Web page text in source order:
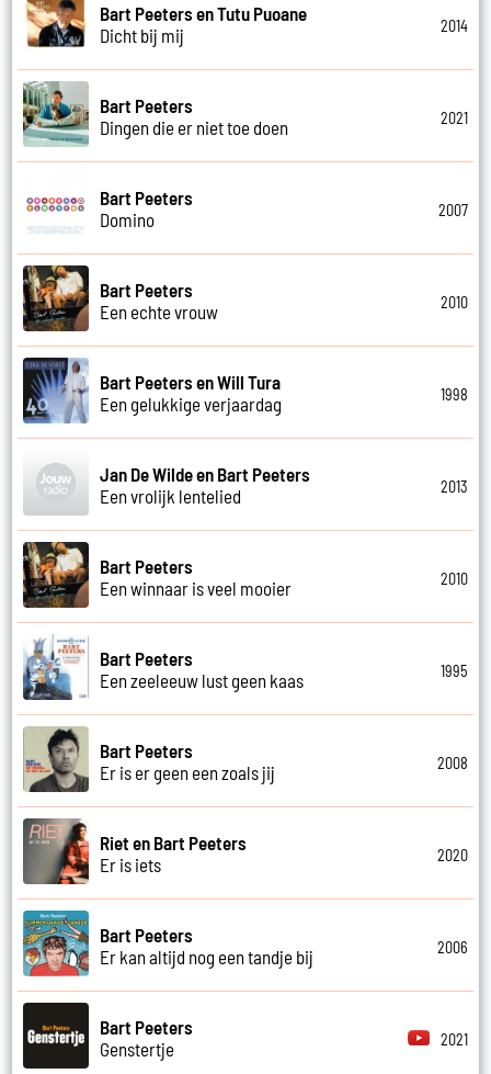
Bart Peeters en Tutu Puoane
Dicht bij mij
2014
Bart Peeters
Dingen die er niet toe doen
2021
Bart Peeters
Domino
2007
Bart Peeters
Een echte vrouw
2010
Bart Peeters en Will Tura
Een gelukkige verjaardag
1998
Jan De Wilde en Bart Peeters
Een vrolijk lentelied
2013
Bart Peeters
Een winnaar is veel mooier
2010
Bart Peeters
Een zeeleeuw lust geen kaas
1995
Bart Peeters
Er is er geen een zoals jij
2008
Riet en Bart Peeters
Er is iets
2020
Bart Peeters
Er kan altijd nog een tandje bij
2006
Bart Peeters
Genstertje
2021